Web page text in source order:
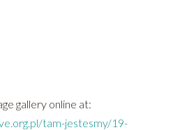
gallery online at:
tam-jestesmy/19-